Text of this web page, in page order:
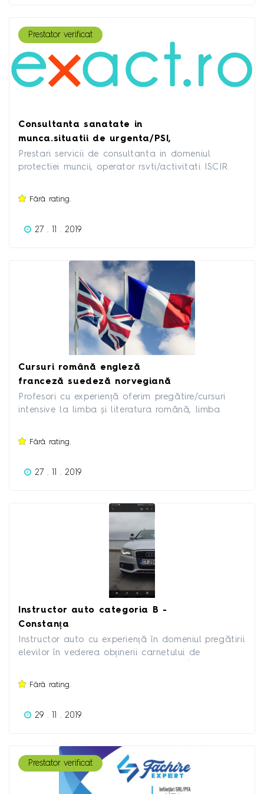
Prestator verificat
Consultanta sanatate in
munca.situatii de urgenta/PSI,
operator rsvti
Prestari servicii de consultanta in domeniul
protectiei muncii, operator rsvti/activitati ISCIR.
Fără rating.
27 . 11 . 2019
Cursuri română engleză
franceză suedeză norvegiană
Profesori cu experiență oferim pregătire/cursuri
intensive la limba și literatura română, limba
norvegiană. Suntem disponibili și pe Skype
Fără rating.
27 . 11 . 2019
Instructor auto categoria B -
Constanța
Instructor auto cu experiență în domeniul pregătirii
elevilor în vederea obținerii carnetului de
cursantilor am 2 masini: 1. Ford Fiesta - Benzina
Fără rating.
29 . 11 . 2019
Prestator verificat